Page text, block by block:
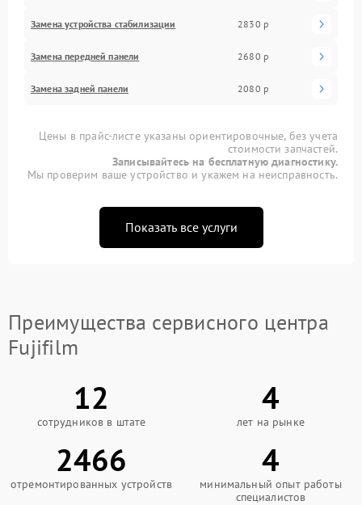
Замена устройства стабилизации 2830 р
Замена передней панели 2680 р
Замена задней панели 2080 р
Цены в прайс-листе указаны ориентировочные, без учета
стоимости запчастей.
Записывайтесь на бесплатную диагностику.
Мы проверим ваше устройство и укажем на неисправность.
Показать все услуги
Преимущества сервисного центра
Fujifilm
12
сотрудников в штате
4
лет на рынке
2466
отремонтированных устройств
4
минимальный опыт работы
специалистов